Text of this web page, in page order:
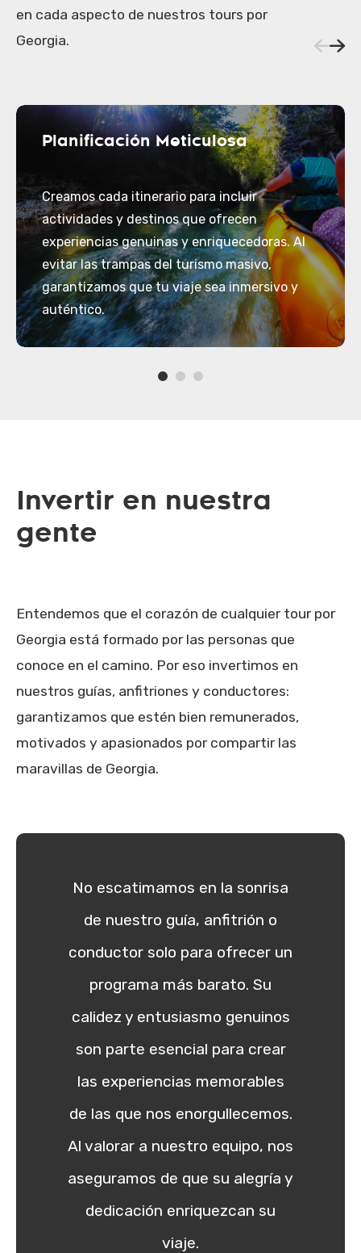
en cada aspecto de nuestros tours por
Georgia.
Planificación Meticulosa
Creamos cada itinerario para incluir
actividades y destinos que ofrecen
experiencias genuinas y enriquecedoras. Al
evitar las trampas del turismo masivo,
garantizamos que tu viaje sea inmersivo y
auténtico.
Invertir en nuestra
gente
Entendemos que el corazón de cualquier tour por
Georgia está formado por las personas que
conoce en el camino. Por eso invertimos en
nuestros guías, anfitriones y conductores:
garantizamos que estén bien remunerados,
motivados y apasionados por compartir las
maravillas de Georgia.
No escatimamos en la sonrisa
de nuestro guía, anfitrión o
conductor solo para ofrecer un
programa más barato. Su
calidez y entusiasmo genuinos
son parte esencial para crear
las experiencias memorables
de las que nos enorgullecemos.
Al valorar a nuestro equipo, nos
aseguramos de que su alegría y
dedicación enriquezcan su
viaje.